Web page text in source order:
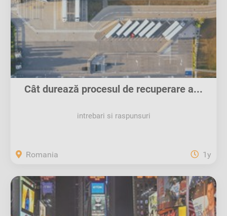
Cât durează procesul de recuperare a...
intrebari si raspunsuri
Romania 1y